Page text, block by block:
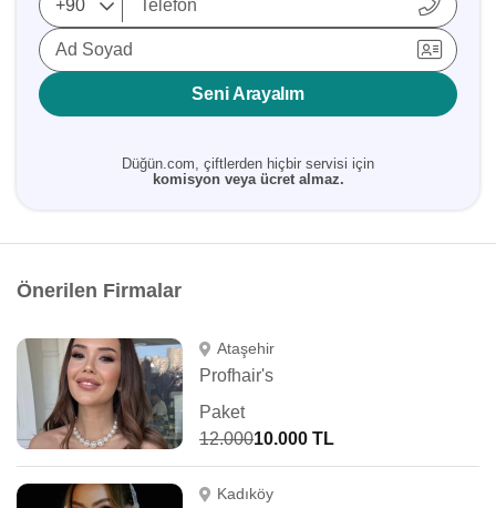
Ad Soyad
Seni Arayalım
Düğün.com, çiftlerden hiçbir servisi için
komisyon veya ücret almaz.
Önerilen Firmalar
Ataşehir
Profhair's
Paket
12.00010.000 TL
Kadıköy